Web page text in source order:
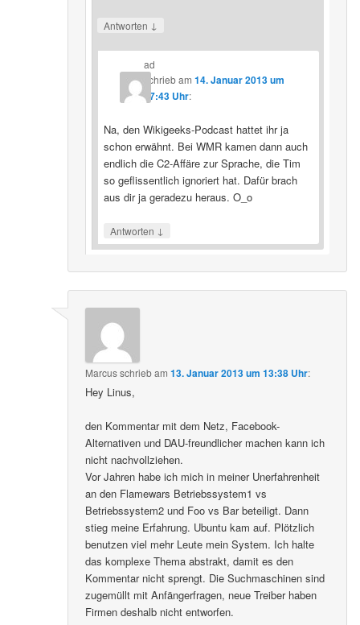
Antworten ↓
ad
schriebam 14. Januar 2013 um
17:43 Uhr:
Na, den Wikigeeks-Podcast hattet ihr ja
schon erwähnt. Bei WMR kamen dann auch
endlich die C2-Affäre zur Sprache, die Tim
so geflissentlich ignoriert hat. Dafür brach
aus dir ja geradezu heraus. O_o
Antworten ↓
Marcusschriebam13. Januar 2013 um 13:38 Uhr:
Hey Linus,
den Kommentar mit dem Netz, Facebook-
Alternativen und DAU-freundlicher machen kann ich
nicht nachvollziehen.
Vor Jahren habe ich mich in meiner Unerfahrenheit
an den Flamewars Betriebssystem1 vs
Betriebssystem2 und Foo vs Bar beteiligt. Dann
stieg meine Erfahrung. Ubuntu kam auf. Plötzlich
benutzen viel mehr Leute mein System. Ich halte
das komplexe Thema abstrakt, damit es den
Kommentar nicht sprengt. Die Suchmaschinen sind
zugemüllt mit Anfängerfragen, neue Treiber haben
Firmen deshalb nicht entworfen.